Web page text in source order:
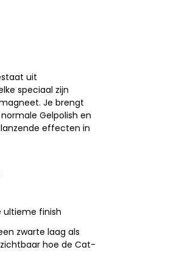
uit
speciaal zijn
Je brengt
Gelpolish en
effecten in
ultieme finish
zwarte laag als
hoe de Cat-